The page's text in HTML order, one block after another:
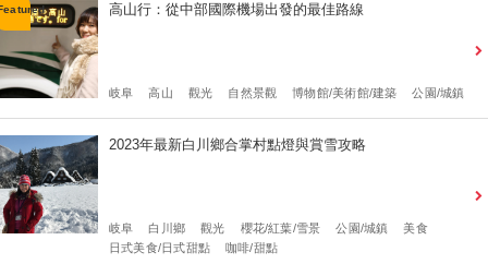
高山行：從中部國際機場出發的最佳路線
岐阜 高山 觀光 自然景觀 博物館/美術館/建築 公園/城鎮
2023年最新白川鄉合掌村點燈與賞雪攻略
岐阜 白川鄉 觀光 櫻花/紅葉/雪景 公園/城鎮
美食
日式美食/日式甜點
咖啡/甜點